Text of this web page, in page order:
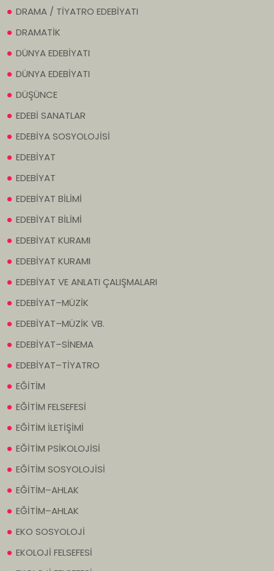
DRAMA / TİYATRO EDEBİYATI
DRAMATİK
DÜNYA EDEBİYATI
DÜNYA EDEBİYATI
DÜŞÜNCE
EDEBİ SANATLAR
EDEBİYA SOSYOLOJİSİ
EDEBİYAT
EDEBİYAT
EDEBİYAT BİLİMİ
EDEBİYAT BİLİMİ
EDEBİYAT KURAMI
EDEBİYAT KURAMI
EDEBİYAT VE ANLATI ÇALIŞMALARI
EDEBİYAT–MÜZİK
EDEBİYAT–MÜZİK VB.
EDEBİYAT–SİNEMA
EDEBİYAT–TİYATRO
EĞİTİM
EĞİTİM FELSEFESİ
EĞİTİM İLETİŞİMİ
EĞİTİM PSİKOLOJİSİ
EĞİTİM SOSYOLOJİSİ
EĞİTİM–AHLAK
EĞİTİM–AHLAK
EKO SOSYOLOJİ
EKOLOJİ FELSEFESİ